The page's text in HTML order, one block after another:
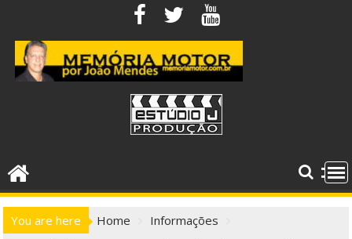
content
You are here Home
Informações